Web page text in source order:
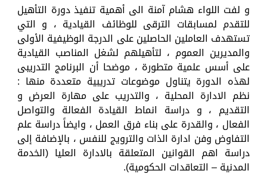
و لفت اللواء هشام آمنة الى أهمية تنفيذ دورة التأهيل
للتقدم لمسابقات الترقى للوظائف القيادية ، و التي
تستهدف العاملين الحاصلين على الدرجة الوظيفية الأولى
والمديرين العموم ، لتأهيلهم لشغل المناصب القيادية
على أسس علمية متطورة ، موضحا أن البرنامج التدريبى
لهذه الدورة يتناول موضوعات تدريبية متعددة منها :
نظم الادارة المحلية ، والتدريب على مهارة العرض و
التقديم ، و دراسة انماط القيادة الفعالة والتواصل
الفعال ، والقدرة على بناء فرق العمل ، وايضاً دراسة علم
التفاوض وفن ‏ادارة الذات والترويج للنفس ، بالإضافة إلى
دراسة اهم القوانين المتعلقة بالادارة العليا (الخدمة
المدنية – التعاقدات الحكومية).